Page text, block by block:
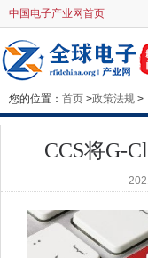
中国电子产业网首页
您的位置： 首页 >政策法规 >
CCS将G-